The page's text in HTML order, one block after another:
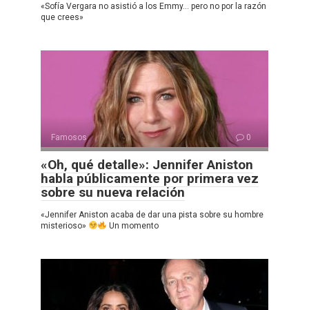
«Sofía Vergara no asistió a los Emmy… pero no por la razón
que crees»
Famosos 0
«Oh, qué detalle»: Jennifer Aniston
habla públicamente por primera vez
sobre su nueva relación
«Jennifer Aniston acaba de dar una pista sobre su hombre
misterioso»
Un momento